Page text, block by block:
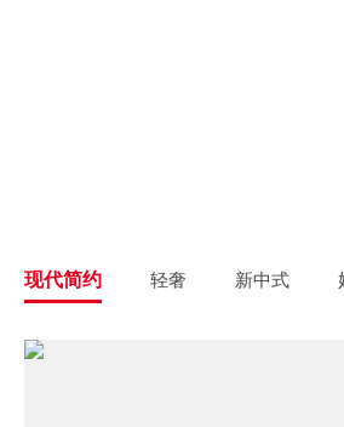
现代简约 轻奢 新中式